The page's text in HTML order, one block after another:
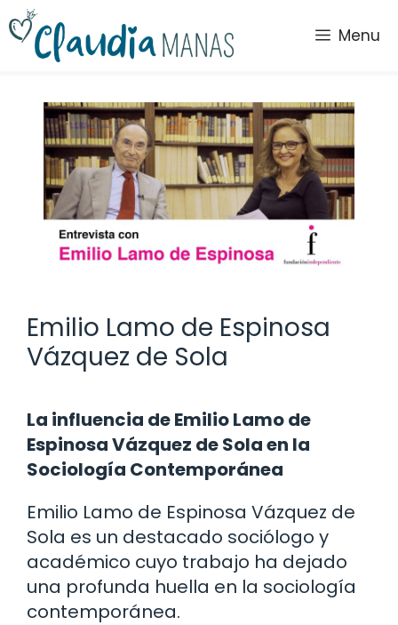
Saltar
al
contenido
Menu
Emilio Lamo de Espinosa
Vázquez de Sola
La influencia de Emilio Lamo de
Espinosa Vázquez de Sola en la
Sociología Contemporánea
Emilio Lamo de Espinosa Vázquez de
Sola es un destacado sociólogo y
académico cuyo trabajo ha dejado
una profunda huella en la sociología
contemporánea.